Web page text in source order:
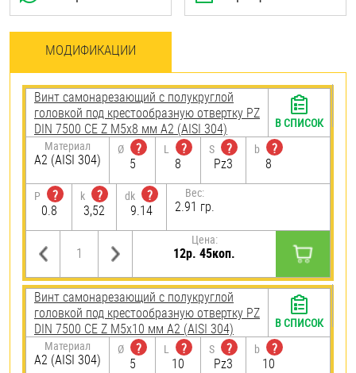
МОДИФИКАЦИИ
Винт самонарезающий c полукруглой
головкой под крестообразную отвертку PZ
DIN 7500 CE Z М5х8 мм А2 (AISI 304)
Материал
А2 (AISI 304)
Ø
?
5
L
?
8
S
?
Pz3
b
?
8
P
?
0.8
k
?
3,52
dk
?
9.14
Вес:
2.91 гр.
Цена:
12р. 45коп.
В СПИСОК
Винт самонарезающий c полукруглой
головкой под крестообразную отвертку PZ
DIN 7500 CE Z М5х10 мм А2 (AISI 304)
Материал
А2 (AISI 304)
Ø
?
5
L
?
10
S
?
Pz3
b
?
10
В СПИСОК